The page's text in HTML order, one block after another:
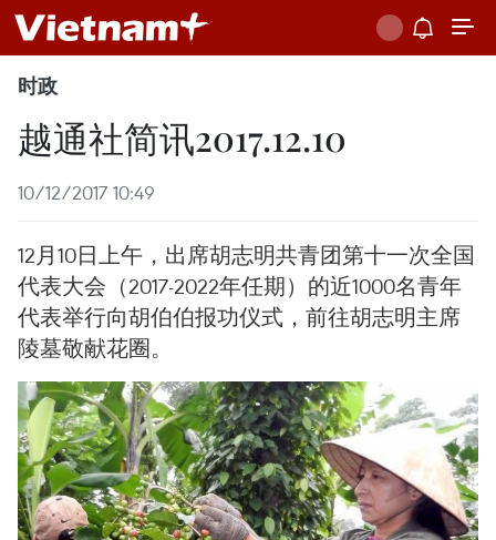
时政
越通社简讯2017.12.10
10/12/2017 10:49
12月10日上午，出席胡志明共青团第十一次全国
代表大会（2017-2022年任期）的近1000名青年
代表举行向胡伯伯报功仪式，前往胡志明主席
陵墓敬献花圈。